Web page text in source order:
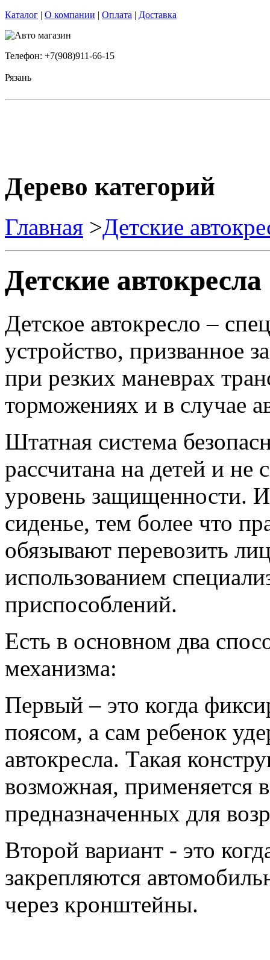
Каталог | О компании | Оплата | Доставка
Телефон: +7(908)911-66-15
Рязань
Дерево категорий
Главная >Детские
Детские автокресла
Детское автокресло –
устройство, призванное
при резких маневрах
торможениях и в случае
Штатная система
рассчитана на детей и
уровень защищенности.
сиденье, тем более что
обязывают перевозить
использованием
приспособлений.
Есть в основном два
механизма:
Первый – это когда
поясом, а сам ребенок
автокресла. Такая
возможная, применяется
предназначенных для
Второй вариант - это
закрепляются
через кронштейны.